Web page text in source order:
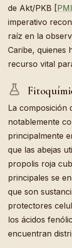
de Akt/PKB [
imperativo
raíz en la
Caribe, quienes
recurso vital
La composición
notablemente
principalmente
que las abejas
propolis roja
principales se
que son
protectores
los ácidos
encuentran